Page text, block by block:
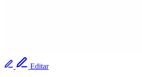
Editar